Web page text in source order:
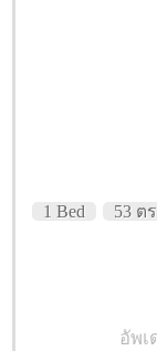
1 Bed 53 ต
อัพเ